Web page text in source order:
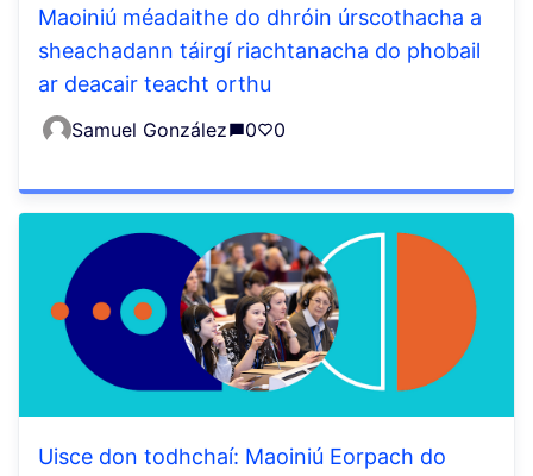
Maoiniú méadaithe do dhróin úrscothacha a
sheachadann táirgí riachtanacha do phobail
ar deacair teacht orthu
Samuel González 0 0
Uisce don todhchaí: Maoiniú Eorpach do